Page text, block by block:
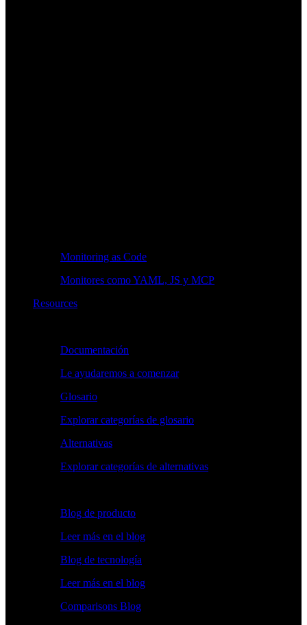
Monitoring as Code
Monitores como YAML, JS y MCP
Resources
Documentación
Le ayudaremos a comenzar
Glosario
Explorar categorías de glosario
Alternativas
Explorar categorías de alternativas
Blog de producto
Leer más en el blog
Blog de tecnología
Leer más en el blog
Comparisons Blog